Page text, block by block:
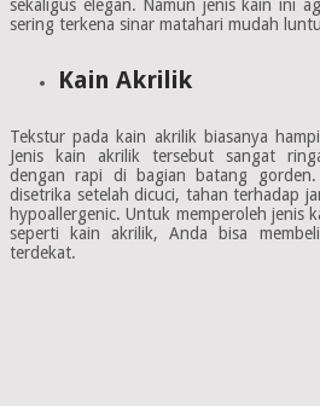
sekaligus elegan. Namun jenis kain ini
sering terkena sinar matahari mudah
Kain Akrilik
Tekstur pada kain akrilik biasanya
Jenis kain akrilik tersebut sangat
dengan rapi di bagian batang
disetrika setelah dicuci, tahan terhadap
hypoallergenic. Untuk memperoleh jenis
seperti kain akrilik, Anda bisa
terdekat.